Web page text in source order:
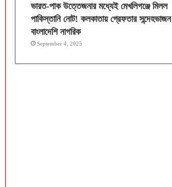
ভারত-পাক উত্তেজনার মধ্যেই মেখলিগঞ্জে মিলল
পাকিস্তানি নোট! কলকাতায় গ্রেফতার সন্দেহভাজন
বাংলাদেশি নাগরিক
September 4, 2025